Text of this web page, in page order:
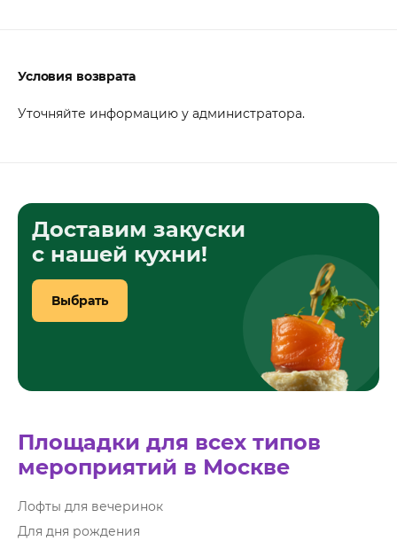
Условия возврата
Уточняйте информацию у администратора.
Доставим закуски
с нашей кухни!
Выбрать
Площадки для всех типов
мероприятий в Москве
Лофты для вечеринок
Для дня рождения